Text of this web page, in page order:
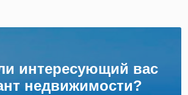
интересующий вас
недвижимости?